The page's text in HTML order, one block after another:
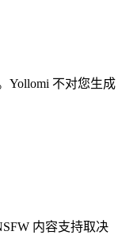
Yollomi 不对您生成
内容支持取决